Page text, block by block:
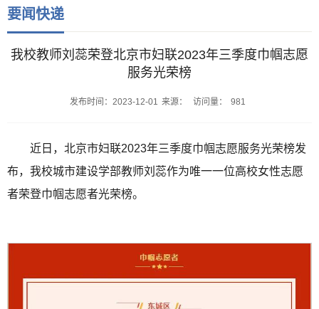
要闻快递
我校教师刘蕊荣登北京市妇联2023年三季度巾帼志愿
服务光荣榜
发布时间：2023-12-01 来源： 访问量： 981
近日，北京市妇联2023年三季度巾帼志愿服务光荣榜发
布，我校城市建设学部教师刘蕊作为唯一一位高校女性志愿
者荣登巾帼志愿者光荣榜。